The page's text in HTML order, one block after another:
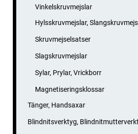
Vinkelskruvmejslar
Hylsskruvmejslar,
Skruvmejselsatser
Slagskruvmejslar
Sylar, Prylar, Vrickborr
Magnetiseringsklossar
Tänger, Handsaxar
Blindnitsverktyg,